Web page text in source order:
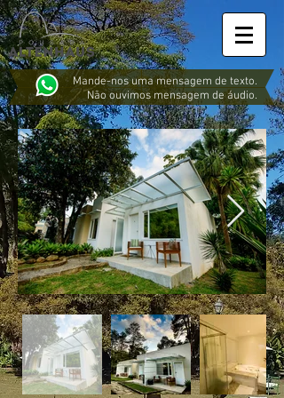
Mande-nos uma mensagem de texto.
Não ouvimos mensagem de áudio.